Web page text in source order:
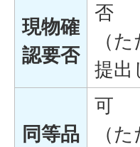
現物確
認要否
否
（
提出
同等品
可
（